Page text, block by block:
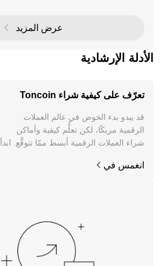
عرض المزيد
الأدلة الإرشادية
تعرّف على كيفية شراء Toncoin
قد يبدو بدء الخوض في عالم العملات
الرقمية مربكًا، لكن تعلُّم كيفية وأماكن
شراء العملات الرقمية أبسط ممّا تتوقَّع. ابدأ
الويب.
انغمس في